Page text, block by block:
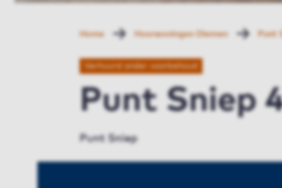
Home Huurwoningen Diemen Punt
Verhuurd onder voorbehoud
Punt Sniep
Punt Sniep